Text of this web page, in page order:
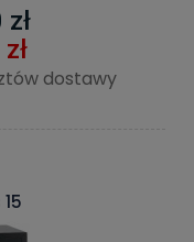
dostawy